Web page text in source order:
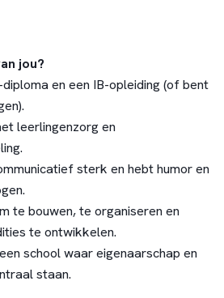
jou?
en een IB-opleiding (of bent
leerlingenzorg en
sterk en hebt humor en
te bouwen, te organiseren en
te ontwikkelen.
school waar eigenaarschap en
staan.